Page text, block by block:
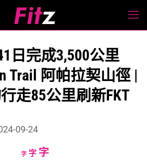
日完成3,500公里
Trail 阿帕拉契山徑 |
走85公里刷新FKT
09-24
字Decrease
字Reset
字Increase